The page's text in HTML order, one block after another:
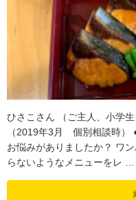
ひさこさん （ご主人、小学
（2019年3月 個別相談時）
お悩みがありましたか？ ワ
らないようなメニューをレ …